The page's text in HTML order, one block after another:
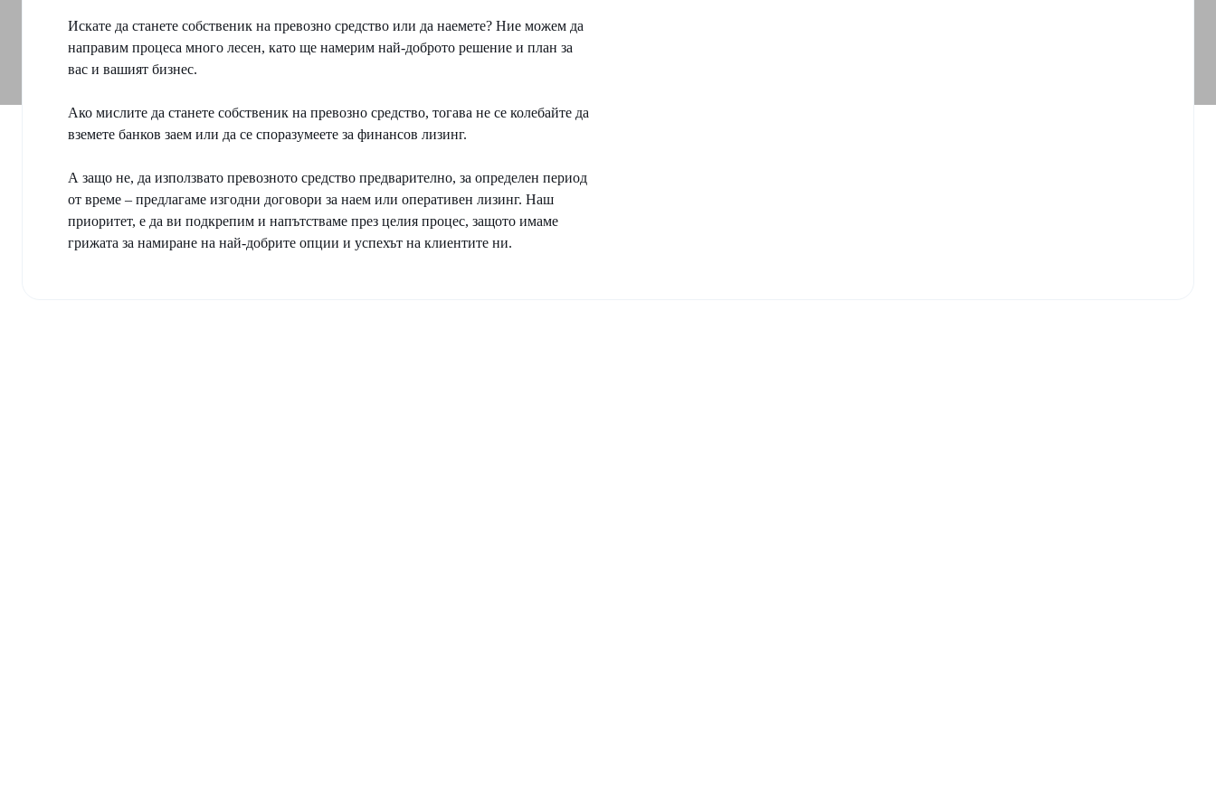
Искате да станете собственик на превозно средство или да наемете? Ние можем да
направим процеса много лесен, като ще намерим най-доброто решение и план за
вас и вашият бизнес.
Ако мислите да станете собственик на превозно средство, тогава не се колебайте да
вземете банков заем или да се споразумеете за финансов лизинг.
А защо не, да използвато превозното средство предварително, за определен период
от време – предлагаме изгодни договори за наем или оперативен лизинг. Наш
приоритет, е да ви подкрепим и напътстваме през целия процес, защото имаме
грижата за намиране на най-добрите опции и успехът на клиентите ни.